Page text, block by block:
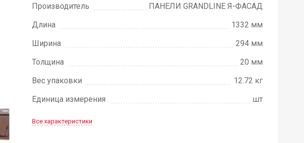
Производитель
ПАНЕЛИ GRANDLINE Я-ФАСАД
Длина
1332 мм
Ширина
294 мм
Толщина
20 мм
Вес упаковки
12.72 кг
Единица измерения
шт
Все характеристики